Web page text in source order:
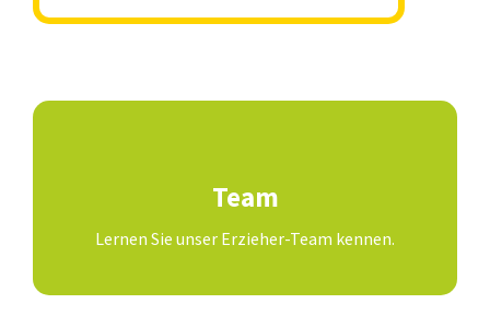
Team
Lernen Sie unser Erzieher-Team kennen.